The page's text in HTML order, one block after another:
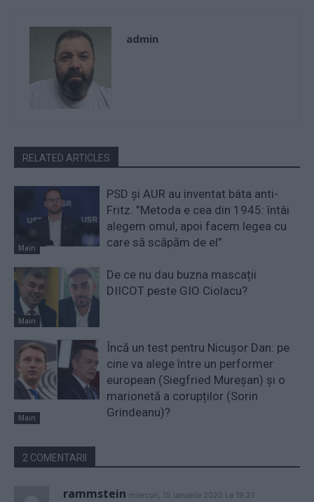
admin
RELATED ARTICLES
Main
PSD și AUR au inventat bâta anti-
Fritz. ”Metoda e cea din 1945: întâi
alegem omul, apoi facem legea cu
care să scăpăm de el”
Main
De ce nu dau buzna mascații
DIICOT peste GIO Ciolacu?
Main
Încă un test pentru Nicușor Dan: pe
cine va alege între un performer
european (Siegfried Mureșan) și o
marionetă a corupților (Sorin
Grindeanu)?
2 COMENTARII
rammstein miercuri, 15 ianuarie 2020 La 19.21